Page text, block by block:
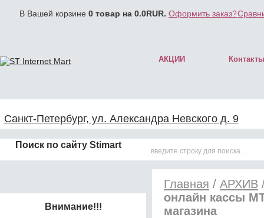
В Вашей корзине 0 товар на 0.0RUR. Оформить заказ?
АКЦИИ Контакты
Санкт-Петербург, ул. Александра Невского д. 9
Поиск по сайту Stimart
Внимание!!!
Главная / АРХИВ
онлайн кассы
магазина